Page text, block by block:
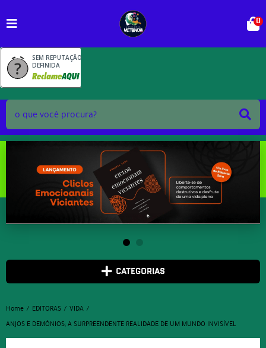
SEM REPUTAÇÃO
DEFINIDA
0
CATEGORIAS
Home EDITORAS
VIDA
ANJOS E DEMÔNIOS; A SURPREENDENTE REALIDADE DE UM MUNDO INVISÍVEL